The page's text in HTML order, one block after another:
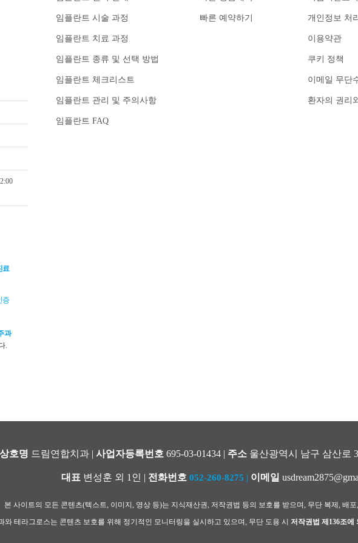
료
증
과
.
임플란트 시술 과정
임플란트 치료 과정
임플란트 종류 및 선택 방법
임플란트 체크리스트
임플란트 관리 및 주의사항
임플란트 FAQ
빠른 예약하기 개인정보 처
이용약관
쿠키 정책
이메일 무단
환자의 권리
상호명 드림연합치과 | 사업자등록번호 695-03-01434 | 주소울산광역시 남구 삼산로
대표 변성훈 외 1인 | 전화번호 052-260-8275 | 이메일
본 사이트의 모든 콘텐츠(텍스트, 이미지, 영상 등)는 지식재산권, 저작권법 등의 보호를 받으며, 무단 복제, 배
와 테라그로스는 콘텐츠 보호를 위해 정기적인 모니터링을 실시하고 있으며, 무단 도용 시 저작권법 제136조에